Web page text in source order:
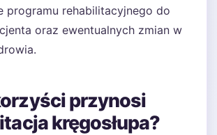
programu rehabilitacyjnego do
oraz ewentualnych zmian w
przynosi
kręgosłupa?